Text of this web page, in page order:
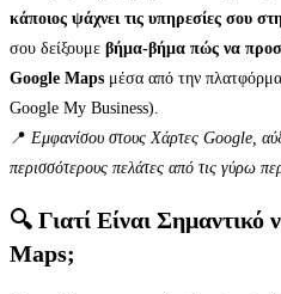
κάποιος ψάχνει τις υπηρεσίες σου
σου δείξουμε βήμα-βήμα πώς να
Google Maps μέσα από την
Google My Business).
📍 Εμφανίσου στους Χάρτες Google,
περισσότερους πελάτες από τις γύρω
🔍 Γιατί Είναι Σημαντικό
Maps;